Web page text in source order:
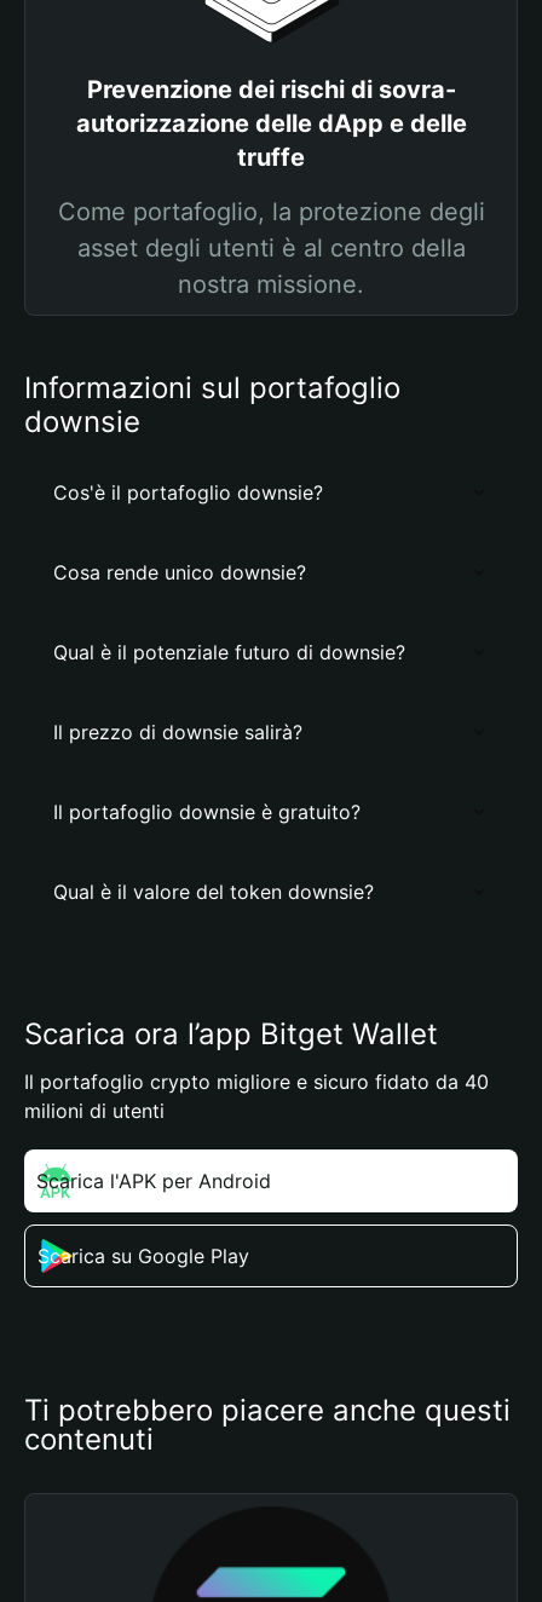
Prevenzione dei rischi di sovra-
autorizzazione delle dApp e delle
truffe
Come portafoglio, la protezione degli
asset degli utenti è al centro della
nostra missione.
Informazioni sul portafoglio
downsie
Cos'è il portafoglio downsie?
Cosa rende unico downsie?
Qual è il potenziale futuro di downsie?
Il prezzo di downsie salirà?
Il portafoglio downsie è gratuito?
Qual è il valore del token downsie?
Scarica ora l’app Bitget Wallet
Il portafoglio crypto migliore e sicuro fidato da 40
milioni di utenti
Scarica l'APK per Android
Scarica su Google Play
Ti potrebbero piacere anche questi
contenuti